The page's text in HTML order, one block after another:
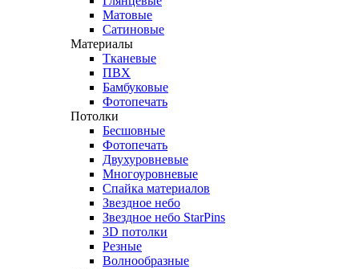
Матовые
Сатиновые
Материалы
Тканевые
ПВХ
Бамбуковые
Фотопечать
Потолки
Бесшовные
Фотопечать
Двухуровневые
Многоуровневые
Спайка материалов
Звездное небо
Звездное небо StarPins
3D потолки
Резные
Волнообразные